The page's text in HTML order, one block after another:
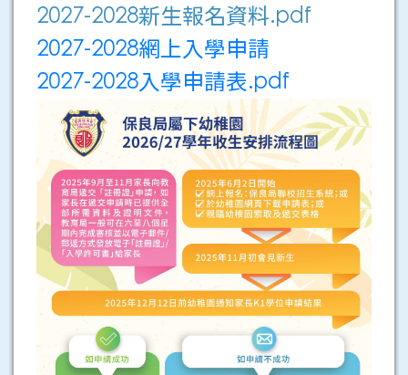
2027-2028新生報名資料.pdf
2027-2028網上入學申請
2027-2028入學申請表.pdf